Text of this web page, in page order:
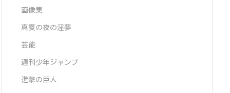
画像集
真夏の夜の淫夢
芸能
週刊少年ジャンプ
進撃の巨人